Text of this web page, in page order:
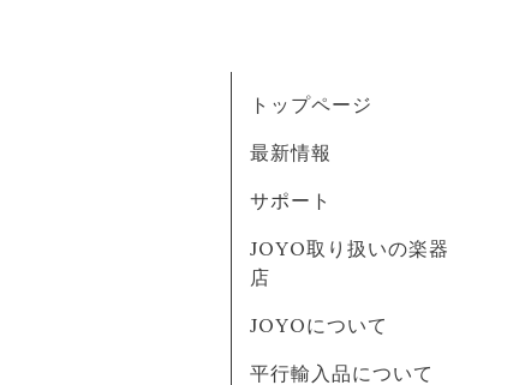
トップページ
最新情報
サポート
JOYO取り扱いの楽器
店
JOYOについて
平行輸入品について